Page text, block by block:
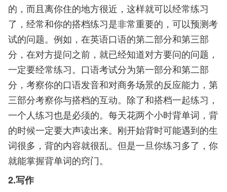
的，而且离你住的地方很近，这样就可以经常练习
了，经常和你的搭档练习是非常重要的，可以预测考
试的问题。例如，在英语口语的第二部分和第三部
分，在对方提问之前，就已经知道对方要问的问题，
一定要经常练习。口语考试分为第一部分和第二部
分，考察你的口语发音和对商务场景的反应能力，第
三部分考察你与搭档的互动。除了和搭档一起练习，
一个人练习也是必须的。每天花两个小时背单词，背
的时候一定要大声读出来。刚开始背时可能遇到的生
词很多，背的内容就很乱。但是一旦你练习多了，你
就能掌握背单词的窍门。
2.写作